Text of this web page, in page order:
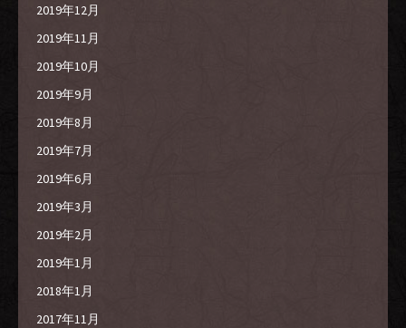
2019年12月
2019年11月
2019年10月
2019年9月
2019年8月
2019年7月
2019年6月
2019年3月
2019年2月
2019年1月
2018年1月
2017年11月